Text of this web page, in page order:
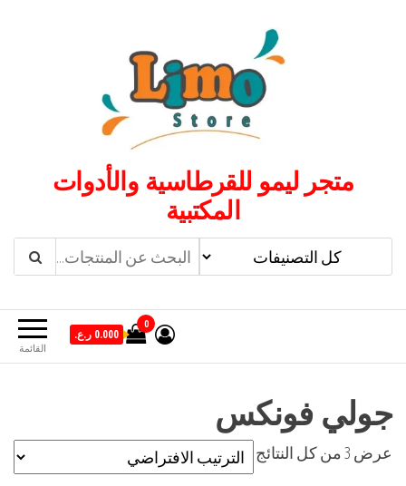
متجر ليمو للقرطاسية والأدوات
المكتبية
القائمة
0
0.000 ر.ع.
جولي فونكس
عرض ⁦3⁩ من كل النتائج